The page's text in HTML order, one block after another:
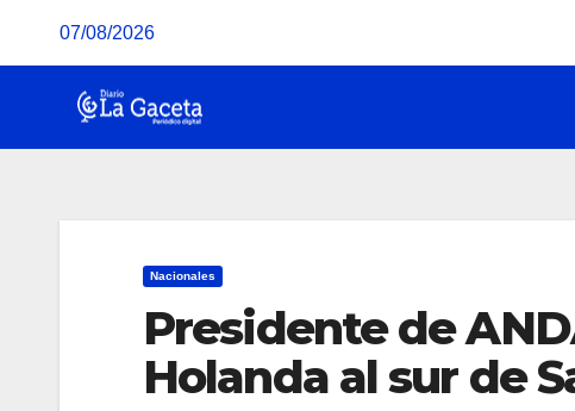
07/08/2026
Nacionales
Presidente de
Holanda al sur de